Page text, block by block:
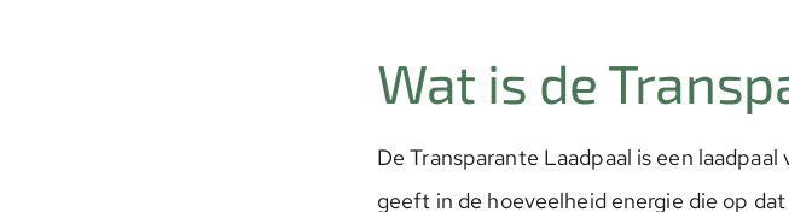
Wat is de
De Transparante Laadpaal is een
geeft in de hoeveelheid energie die op